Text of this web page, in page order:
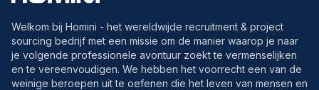
Welkom bij Homini - het wereldwijde recruitment & project
sourcing bedrijf met een missie om de manier waarop je naar
je volgende professionele avontuur zoekt te vermenselijken
en te vereenvoudigen. We hebben het voorrecht een van de
weinige beroepen uit te oefenen die het leven van mensen en